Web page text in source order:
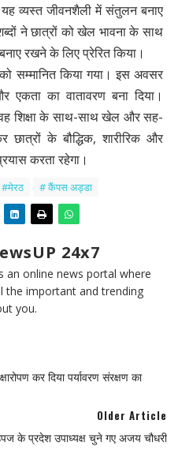
यह व्यस्त जीवनशैली में संतुलन बनाए
ने छात्रों को खेल भावना के साथ
रखने के लिए प्रेरित किया।
सम्मानित किया गया। इस अवसर
का वातावरण बना दिया।
शिक्षा के साथ-साथ खेल और सह-
छात्रों के बौद्धिक, शारीरिक और
करता रहेगा।
# कैंपस अड्डा
24x7
an online news portal where
the important and trending
you.
कर दिया पर्यावरण संरक्षण का
Older Article
के प्रदेश उपाध्यक्ष चुने गए अजय चौधरी